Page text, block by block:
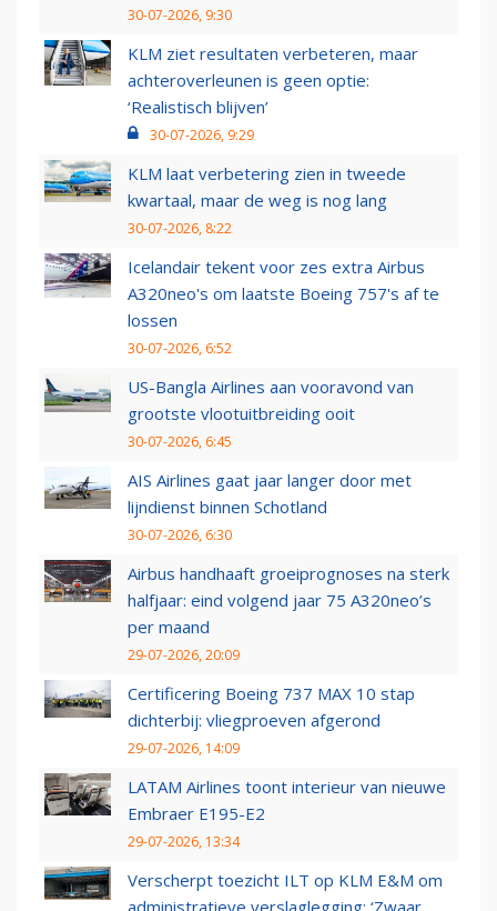
30-07-2026, 9:30
KLM ziet resultaten verbeteren, maar
achteroverleunen is geen optie:
‘Realistisch blijven’
30-07-2026, 9:29
KLM laat verbetering zien in tweede
kwartaal, maar de weg is nog lang
30-07-2026, 8:22
Icelandair tekent voor zes extra Airbus
A320neo's om laatste Boeing 757's af te
lossen
30-07-2026, 6:52
US-Bangla Airlines aan vooravond van
grootste vlootuitbreiding ooit
30-07-2026, 6:45
AIS Airlines gaat jaar langer door met
lijndienst binnen Schotland
30-07-2026, 6:30
Airbus handhaaft groeiprognoses na sterk
halfjaar: eind volgend jaar 75 A320neo’s
per maand
29-07-2026, 20:09
Certificering Boeing 737 MAX 10 stap
dichterbij: vliegproeven afgerond
29-07-2026, 14:09
LATAM Airlines toont interieur van nieuwe
Embraer E195-E2
29-07-2026, 13:34
Verscherpt toezicht ILT op KLM E&M om